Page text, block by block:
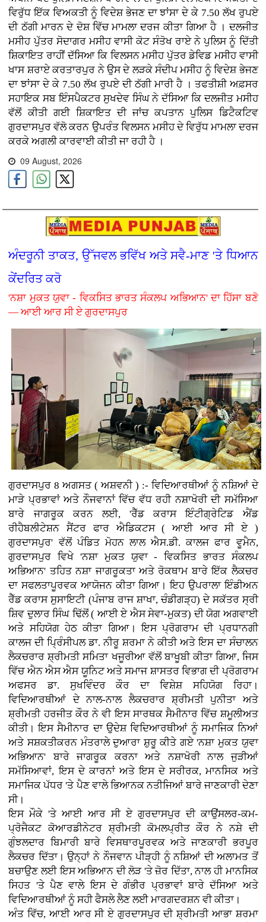
ਵਿਰੁੱਧ ਇੱਕ ਵਿਅਕਤੀ ਨੂੰ ਵਿਦੇਸ਼ ਭੇਜਣ ਦਾ ਝਾਂਸਾ ਦੇ ਕੇ 7.50 ਲੱਖ ਰੁਪਏ
ਦੀ ਠੱਗੀ ਮਾਰਨ ਦੇ ਦੋਸ਼ ਵਿੱਚ ਮਾਮਲਾ ਦਰਜ ਕੀਤਾ ਗਿਆ ਹੈ । ਦਲਜੀਤ
ਮਸੀਹ ਪੁੱਤਰ ਸੋਦਾਗਰ ਮਸੀਹ ਵਾਸੀ ਕੋਟ ਸੰਤੋਖ ਰਾਏ ਨੇ ਪੁਲਿਸ ਨੂੰ ਦਿੱਤੀ
ਸ਼ਿਕਾਇਤ ਰਾਹੀਂ ਦੱਸਿਆ ਕਿ ਵਿਲਸਨ ਮਸੀਹ ਪੁੱਤਰ ਡੇਵਿਡ ਮਸੀਹ ਵਾਸੀ
ਖਾਸ ਸ਼ਰਾਏ ਕਰਤਾਰਪੁਰ ਨੇ ਉਸ ਦੇ ਲੜਕੇ ਸੰਦੀਪ ਮਸੀਹ ਨੂੰ ਵਿਦੇਸ਼ ਭੇਜਣ
ਦਾ ਝਾਂਸਾ ਦੇ ਕੇ 7.50 ਲੱਖ ਰੁਪਏ ਦੀ ਠੱਗੀ ਮਾਰੀ ਹੈ । ਤਫਤੀਸ਼ੀ ਅਫ਼ਸਰ
ਸਹਾਇਕ ਸਬ ਇੰਸਪੈਕਟਰ ਸੁਖਦੇਵ ਸਿੰਘ ਨੇ ਦੱਸਿਆ ਕਿ ਦਲਜੀਤ ਮਸੀਹ
ਵੱਲੋਂ ਕੀਤੀ ਗਈ ਸ਼ਿਕਾਇਤ ਦੀ ਜਾਂਚ ਕਪਤਾਨ ਪੁਲਿਸ ਡਿਟੈਕਟਿਵ
ਗੁਰਦਾਸਪੁਰ ਵੱਲੋ ਕਰਨ ਉਪਰੰਤ ਵਿਲਸਨ ਮਸੀਹ ਦੇ ਵਿਰੁੱਧ ਮਾਮਲਾ ਦਰਜ
ਕਰਕੇ ਅਗਲੀ ਕਾਰਵਾਈ ਕੀਤੀ ਜਾ ਰਹੀ ਹੈ ।
09 August, 2026
ਅੰਦਰੂਨੀ ਤਾਕਤ, ਉੱਜਵਲ ਭਵਿੱਖ ਅਤੇ ਸਵੈ-ਮਾਣ 'ਤੇ ਧਿਆਨ
ਕੇਂਦਰਿਤ ਕਰੋ
'ਨਸ਼ਾ ਮੁਕਤ ਯੁਵਾ - ਵਿਕਸਿਤ ਭਾਰਤ ਸੰਕਲਪ ਅਭਿਆਨ' ਦਾ ਹਿੱਸਾ ਬਣੋ
— ਆਈ ਆਰ ਸੀ ਏ ਗੁਰਦਾਸਪੁਰ
ਗੁਰਦਾਸਪੁਰ 8 ਅਗਸਤ ( ਅਸ਼ਵਨੀ ) :- ਵਿਦਿਆਰਥੀਆਂ ਨੂੰ ਨਸ਼ਿਆਂ ਦੇ
ਮਾੜੇ ਪ੍ਰਭਾਵਾਂ ਅਤੇ ਨੌਜਵਾਨਾਂ ਵਿੱਚ ਵੱਧ ਰਹੀ ਨਸ਼ਾਖੋਰੀ ਦੀ ਸਮੱਸਿਆ
ਬਾਰੇ ਜਾਗਰੂਕ ਕਰਨ ਲਈ, 'ਰੈੱਡ ਕਰਾਸ ਇੰਟੀਗ੍ਰੇਟਿਡ ਐਂਡ
ਰੀਹੈਬਲੀਟੇਸ਼ਨ ਸੈਂਟਰ ਫਾਰ ਐਡਿਕਟਸ ( ਆਈ ਆਰ ਸੀ ਏ )
ਗੁਰਦਾਸਪੁਰ' ਵੱਲੋਂ ਪੰਡਿਤ ਮੋਹਨ ਲਾਲ ਐਸ.ਡੀ. ਕਾਲਜ ਫਾਰ ਵੂਮੈਨ,
ਗੁਰਦਾਸਪੁਰ ਵਿਖੇ 'ਨਸ਼ਾ ਮੁਕਤ ਯੁਵਾ - ਵਿਕਸਿਤ ਭਾਰਤ ਸੰਕਲਪ
ਅਭਿਆਨ' ਤਹਿਤ ਨਸ਼ਾ ਜਾਗਰੂਕਤਾ ਅਤੇ ਰੋਕਥਾਮ ਬਾਰੇ ਇੱਕ ਲੈਕਚਰ
ਦਾ ਸਫਲਤਾਪੂਰਵਕ ਆਯੋਜਨ ਕੀਤਾ ਗਿਆ। ਇਹ ਉਪਰਾਲਾ ਇੰਡੀਅਨ
ਰੈੱਡ ਕਰਾਸ ਸੁਸਾਇਟੀ (ਪੰਜਾਬ ਰਾਜ ਸ਼ਾਖਾ, ਚੰਡੀਗੜ੍ਹ) ਦੇ ਸਕੱਤਰ ਸ੍ਰੀ
ਸ਼ਿਵ ਦੁਲਾਰ ਸਿੰਘ ਢਿੱਲੋਂ ( ਆਈ ਏ ਐਸ ਸੇਵਾ-ਮੁਕਤ) ਦੀ ਯੋਗ ਅਗਵਾਈ
ਅਤੇ ਸਹਿਯੋਗ ਹੇਠ ਕੀਤਾ ਗਿਆ। ਇਸ ਪ੍ਰੋਗਰਾਮ ਦੀ ਪ੍ਰਧਾਨਗੀ
ਕਾਲਜ ਦੀ ਪ੍ਰਿੰਸੀਪਲ ਡਾ. ਨੀਰੂ ਸ਼ਰਮਾ ਨੇ ਕੀਤੀ ਅਤੇ ਇਸ ਦਾ ਸੰਚਾਲਨ
ਲੈਕਚਰਾਰ ਸ਼੍ਰੀਮਤੀ ਸਮਿਤਾ ਖਜੂਰੀਆ ਵੱਲੋਂ ਬਾਖੂਬੀ ਕੀਤਾ ਗਿਆ, ਜਿਸ
ਵਿੱਚ ਐਨ ਐਸ ਐਸ ਯੂਨਿਟ ਅਤੇ ਸਮਾਜ ਸ਼ਾਸਤਰ ਵਿਭਾਗ ਦੀ ਪ੍ਰੋਗਰਾਮ
ਅਫਸਰ ਡਾ. ਸੁਖਵਿੰਦਰ ਕੌਰ ਦਾ ਵਿਸ਼ੇਸ਼ ਸਹਿਯੋਗ ਰਿਹਾ।
ਵਿਦਿਆਰਥੀਆਂ ਦੇ ਨਾਲ-ਨਾਲ ਲੈਕਚਰਾਰ ਸ਼੍ਰੀਮਤੀ ਪੁਨੀਤਾ ਅਤੇ
ਸ਼੍ਰੀਮਤੀ ਹਰਜੀਤ ਕੌਰ ਨੇ ਵੀ ਇਸ ਸਾਰਥਕ ਸੈਮੀਨਾਰ ਵਿੱਚ ਸ਼ਮੂਲੀਅਤ
ਕੀਤੀ। ਇਸ ਸੈਮੀਨਾਰ ਦਾ ਉਦੇਸ਼ ਵਿਦਿਆਰਥੀਆਂ ਨੂੰ ਸਮਾਜਿਕ ਨਿਆਂ
ਅਤੇ ਸਸ਼ਕਤੀਕਰਨ ਮੰਤਰਾਲੇ ਦੁਆਰਾ ਸ਼ੁਰੂ ਕੀਤੇ ਗਏ 'ਨਸ਼ਾ ਮੁਕਤ ਯੁਵਾ
ਅਭਿਆਨ' ਬਾਰੇ ਜਾਗਰੂਕ ਕਰਨਾ ਅਤੇ ਨਸ਼ਾਖੋਰੀ ਨਾਲ ਜੁੜੀਆਂ
ਸਮੱਸਿਆਵਾਂ, ਇਸ ਦੇ ਕਾਰਨਾਂ ਅਤੇ ਇਸ ਦੇ ਸਰੀਰਕ, ਮਾਨਸਿਕ ਅਤੇ
ਸਮਾਜਿਕ ਪੱਧਰ 'ਤੇ ਪੈਣ ਵਾਲੇ ਭਿਆਨਕ ਨਤੀਜਿਆਂ ਬਾਰੇ ਜਾਣਕਾਰੀ ਦੇਣਾ
ਸੀ।
ਇਸ ਮੌਕੇ 'ਤੇ ਆਈ ਆਰ ਸੀ ਏ ਗੁਰਦਾਸਪੁਰ ਦੀ ਕਾਉਂਸਲਰ-ਕਮ-
ਪ੍ਰੋਜੈਕਟ ਕੋਆਰਡੀਨੇਟਰ ਸ਼੍ਰੀਮਤੀ ਕੋਮਲਪ੍ਰੀਤ ਕੌਰ ਨੇ ਨਸ਼ੇ ਦੀ
ਗੁੰਝਲਦਾਰ ਬਿਮਾਰੀ ਬਾਰੇ ਵਿਸਥਾਰਪੂਰਵਕ ਅਤੇ ਜਾਣਕਾਰੀ ਭਰਪੂਰ
ਲੈਕਚਰ ਦਿੱਤਾ। ਉਨ੍ਹਾਂ ਨੇ ਨੌਜਵਾਨ ਪੀੜ੍ਹੀ ਨੂੰ ਨਸ਼ਿਆਂ ਦੀ ਅਲਾਮਤ ਤੋਂ
ਬਚਾਉਣ ਲਈ ਇਸ ਅਭਿਆਨ ਦੀ ਲੋੜ 'ਤੇ ਜ਼ੋਰ ਦਿੱਤਾ, ਨਾਲ ਹੀ ਮਾਨਸਿਕ
ਸਿਹਤ 'ਤੇ ਪੈਣ ਵਾਲੇ ਇਸ ਦੇ ਗੰਭੀਰ ਪ੍ਰਭਾਵਾਂ ਬਾਰੇ ਦੱਸਿਆ ਅਤੇ
ਵਿਦਿਆਰਥੀਆਂ ਨੂੰ ਸਹੀ ਫੈਸਲੇ ਲੈਣ ਲਈ ਮਾਰਗਦਰਸ਼ਨ ਵੀ ਕੀਤਾ।
ਅੰਤ ਵਿੱਚ, ਆਈ ਆਰ ਸੀ ਏ ਗੁਰਦਾਸਪੁਰ ਦੀ ਸ਼੍ਰੀਮਤੀ ਆਭਾ ਸ਼ਰਮਾ